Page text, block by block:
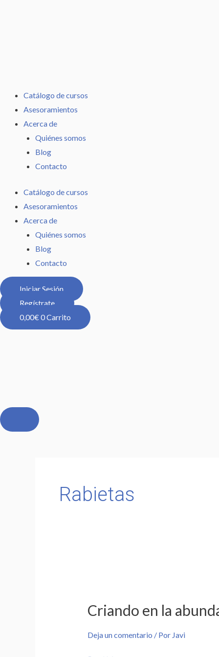
Catálogo de cursos
Asesoramientos
Acerca de
Quiénes somos
Blog
Contacto
Catálogo de cursos
Asesoramientos
Acerca de
Quiénes somos
Blog
Contacto
Iniciar Sesión
Regístrate
0,00€0Carrito
Rabietas
Criando en la
Deja un comentario / Por Javi
la
–